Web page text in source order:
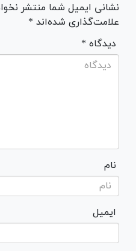
نشانی ایمیل شما منتشر
علامت‌گذاری شده‌اند *
* دیدگاه
نام
ایمیل